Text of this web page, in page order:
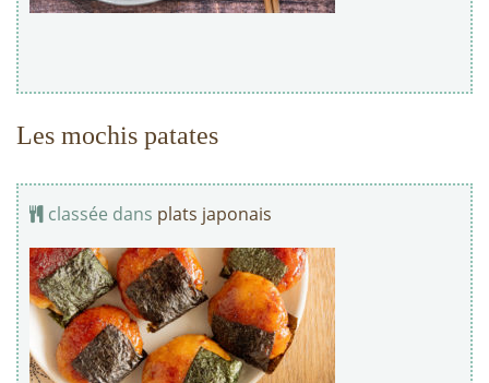
Les mochis patates
classée dans plats japonais